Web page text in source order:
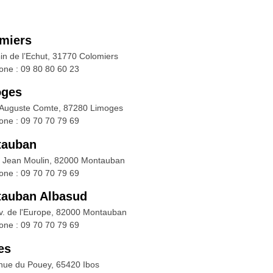
de l’Echut, 31770 Colomiers
: 09 80 80 60 23
Comte, 87280 Limoges
: 09 70 70 79 69
Jean Moulin, 82000 Montauban
: 09 70 70 79 69
Albasud
de l'Europe, 82000 Montauban
: 09 70 70 79 69
du Pouey, 65420 Ibos